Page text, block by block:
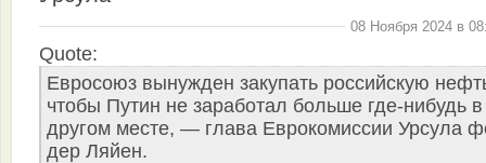
08 Ноября 2024 в
Quote:
Евросоюз вынужден закупать российскую
чтобы Путин не заработал больше где-нибудь в
другом месте, — глава Еврокомиссии Урсула
дер Ляйен.